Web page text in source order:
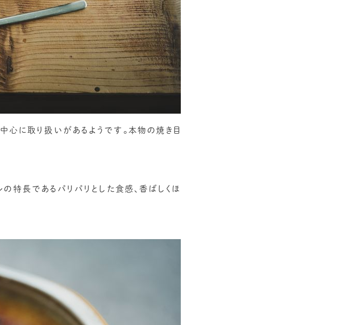
心に取り扱いがあるようです。本物の焼き目
特長であるパリパリとした食感、香ばしくほ